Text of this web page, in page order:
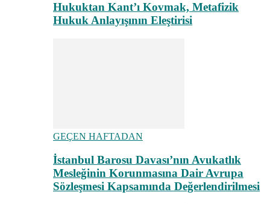
Hukuktan Kant’ı Kovmak, Metafizik
Hukuk Anlayışının Eleştirisi
GEÇEN HAFTADAN
İstanbul Barosu Davası’nın Avukatlık
Mesleğinin Korunmasına Dair Avrupa
Sözleşmesi Kapsamında Değerlendirilmesi